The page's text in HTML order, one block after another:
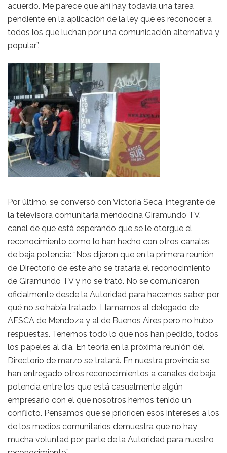
acuerdo. Me parece que ahí hay todavía una tarea
pendiente en la aplicación de la ley que es reconocer a
todos los que luchan por una comunicación alternativa y
popular”.
Por último, se conversó con Victoria Seca, integrante de
la televisora comunitaria mendocina Giramundo TV,
canal de que está esperando que se le otorgue el
reconocimiento como lo han hecho con otros canales
de baja potencia: “Nos dijeron que en la primera reunión
de Directorio de este año se trataría el reconocimiento
de Giramundo TV y no se trató. No se comunicaron
oficialmente desde la Autoridad para hacernos saber por
qué no se había tratado. Llamamos al delegado de
AFSCA de Mendoza y al de Buenos Aires pero no hubo
respuestas. Tenemos todo lo que nos han pedido, todos
los papeles al día. En teoría en la próxima reunión del
Directorio de marzo se tratará. En nuestra provincia se
han entregado otros reconocimientos a canales de baja
potencia entre los que está casualmente algún
empresario con el que nosotros hemos tenido un
conflicto. Pensamos que se prioricen esos intereses a los
de los medios comunitarios demuestra que no hay
mucha voluntad por parte de la Autoridad para nuestro